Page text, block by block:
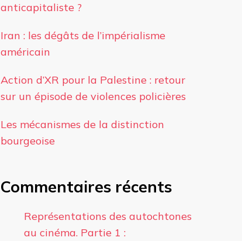
anticapitaliste ?
Iran : les dégâts de l’impérialisme
américain
Action d’XR pour la Palestine : retour
sur un épisode de violences policières
Les mécanismes de la distinction
bourgeoise
Commentaires récents
Représentations des autochtones
au cinéma. Partie 1 :